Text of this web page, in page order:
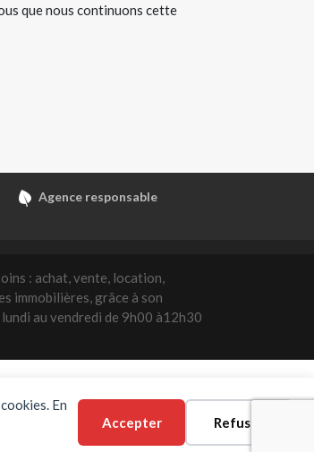
En
Accepter Refuser
que nous continuons cette
Agence responsable
: achat, vente, location,
immobilières, grâce à son
au vendredi de 9h00 à12h30